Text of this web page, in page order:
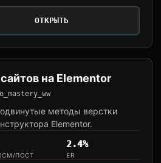
ОТКРЫТЬ
на Elementor
методы верстки
Elementor.
ПОСТ
2.4%
ER